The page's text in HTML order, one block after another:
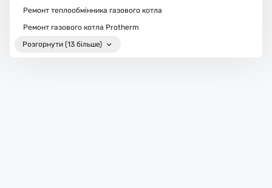
Ремонт теплообмінника газового котла
Ремонт газового котла Protherm
Розгорнути (13 більше)